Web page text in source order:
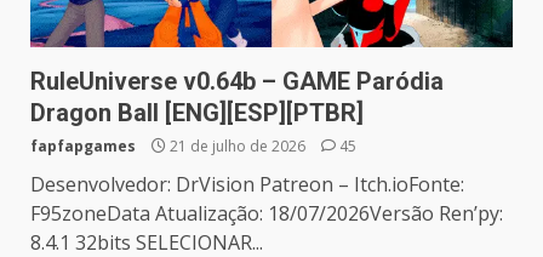
RuleUniverse v0.64b – GAME Paródia
Dragon Ball [ENG][ESP][PTBR]
fapfapgames 21 de julho de 2026 45
Desenvolvedor: DrVision Patreon – Itch.ioFonte:
F95zoneData Atualização: 18/07/2026Versão Ren’py:
8.4.1 32bits SELECIONAR...